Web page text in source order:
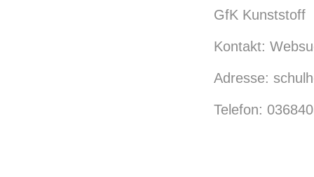
GfK Kunststoff
Kontakt:
Adresse:
Telefon: